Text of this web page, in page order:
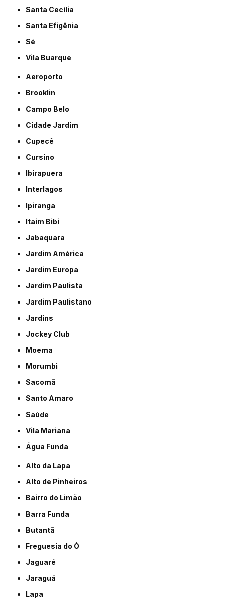
Santa Cecília
Santa Efigênia
Sé
Vila Buarque
Aeroporto
Brooklin
Campo Belo
Cidade Jardim
Cupecê
Cursino
Ibirapuera
Interlagos
Ipiranga
Itaim Bibi
Jabaquara
Jardim América
Jardim Europa
Jardim Paulista
Jardim Paulistano
Jardins
Jockey Club
Moema
Morumbi
Sacomã
Santo Amaro
Saúde
Vila Mariana
Água Funda
Alto da Lapa
Alto de Pinheiros
Bairro do Limão
Barra Funda
Butantã
Freguesia do Ó
Jaguaré
Jaraguá
Lapa